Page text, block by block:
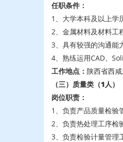
任职条件：
1、大学本科及以上学
2、金属材料及材料工
3、具有较强的沟通能
4、熟练运用CAD、
工作地点： 陕西省西咸
（三）质量类 （1人）
岗位职责：
1、负责产品质量检验
2、负责热处理工序检
3、负责检验计量管理